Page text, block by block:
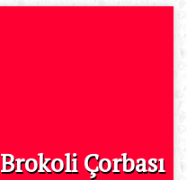
Brokoli Çorbası